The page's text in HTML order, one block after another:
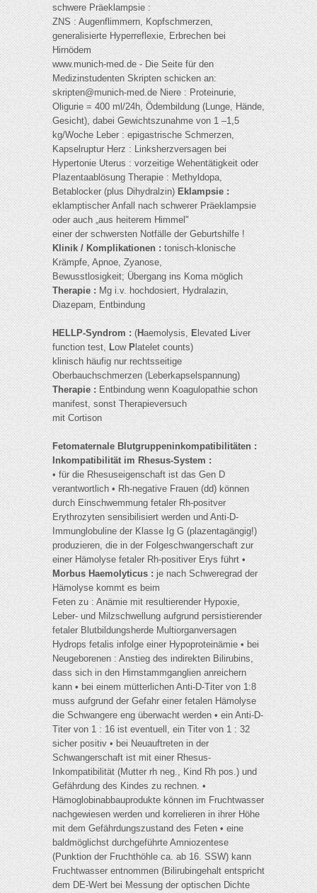
schwere Präeklampsie :
ZNS : Augenflimmern, Kopfschmerzen,
generalisierte Hyperreflexie, Erbrechen bei
Hirnödem
www.munich-med.de - Die Seite für den
Medizinstudenten Skripten schicken an:
skripten@munich-med.deNiere : Proteinurie,
Oligurie = 400 ml/24h, Ödembildung (Lunge, Hände,
Gesicht), dabei Gewichtszunahme von 1 –1,5
kg/Woche Leber : epigastrische Schmerzen,
Kapselruptur Herz : Linksherzversagen bei
Hypertonie Uterus : vorzeitige Wehentätigkeit oder
Plazentaablösung Therapie : Methyldopa,
Betablocker (plus Dihydralzin)Eklampsie :
eklamptischer Anfall nach schwerer Präeklampsie
oder auch „aus heiterem Himmel"
einer der schwersten Notfälle der Geburtshilfe !
Klinik / Komplikationen :tonisch-klonische
Krämpfe, Apnoe, Zyanose,
Bewusstlosigkeit; Übergang ins Koma möglich
Therapie :Mg i.v. hochdosiert, Hydralazin,
Diazepam, Entbindung
HELLP-Syndrom :(Haemolysis, E levatedLiver
function test,LowP latelet counts)
klinisch häufig nur rechtsseitige
Oberbauchschmerzen (Leberkapselspannung)
Therapie :Entbindung wenn Koagulopathie schon
manifest, sonst Therapieversuch
mit Cortison
Fetomaternale Blutgruppeninkompatibilitäten :
Inkompatibilität im Rhesus-System :
• für die Rhesuseigenschaft ist das Gen D
verantwortlich • Rh-negative Frauen (dd) können
durch Einschwemmung fetaler Rh-positver
Erythrozyten sensibilisiert werden und Anti-D-
Immunglobuline der Klasse Ig G (plazentagängig!)
produzieren, die in der Folgeschwangerschaft zur
einer Hämolyse fetaler Rh-positiver Erys führt •
Morbus Haemolyticus :je nach Schweregrad der
Hämolyse kommt es beim
Feten zu : Anämie mit resultierender Hypoxie,
Leber- und Milzschwellung aufgrund persistierender
fetaler Blutbildungsherde Multiorganversagen
Hydrops fetalis infolge einer Hypoproteinämie • bei
Neugeborenen : Anstieg des indirekten Bilirubins,
dass sich in den Hirnstammganglien anreichern
kann • bei einem mütterlichen Anti-D-Titer von 1:8
muss aufgrund der Gefahr einer fetalen Hämolyse
die Schwangere eng überwacht werden • ein Anti-D-
Titer von 1 : 16 ist eventuell, ein Titer von 1 : 32
sicher positiv • bei Neuauftreten in der
Schwangerschaft ist mit einer Rhesus-
Inkompatibilität (Mutter rh neg., Kind Rh pos.) und
Gefährdung des Kindes zu rechnen. •
Hämoglobinabbauprodukte können im Fruchtwasser
nachgewiesen werden und korrelieren in ihrer Höhe
mit dem Gefährdungszustand des Feten • eine
baldmöglichst durchgeführte Amniozentese
(Punktion der Fruchthöhle ca. ab 16. SSW) kann
Fruchtwasser entnommen (Bilirubingehalt entspricht
dem DE-Wert bei Messung der optischen Dichte